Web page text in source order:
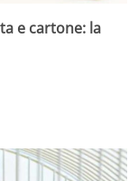
e cartone: la